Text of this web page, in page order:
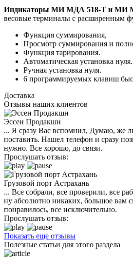
Индикаторы МИ МДА 518-Т и МИ
весовые терминалы с расширенным
Функция суммирования,
Просмотр суммирования и
Функция тарирования.
Автоматическая установка нуля.
Ручная установка нуля.
6 программируемых клавиш
Доставка
Отзывы наших клиентов
Эссен Продакшн
... Я сразу Вас вспомнил, Думаю, же
поставить. Нашел телефон и сразу
нужно. Все хорошо, до связи.
Прослушать отзыв:
Грузовой порт Астрахань
... Все собрали, все проверили, все
ну абсолютно никаких, большое вам
понравилось, все исключительно.
Прослушать отзыв:
Показать еще отзывы
Полезные статьи для этого раздела